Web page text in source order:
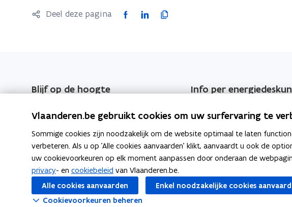
Deel deze pagina
F
o
k
p
e
n
t
i
L
i
p
e
n
K
r
l
n
k
n
a
a
Blijf op de hoogte
EPC-nieuwsbrieven
Info per
Energiedeskundige type D
Vlaanderen.be gebruikt cookies om uw surfervaring te
Sommige cookies zijn noodzakelijk om de website optimaal te laten
verbeteren. Als u op 'Alle cookies aanvaarden' klikt, aanvaardt u ook de
uw cookievoorkeuren op elk moment aanpassen door onderaan de
privacy- en cookiebeleid van Vlaanderen.be.
Alle cookies aanvaarden
Enkel noodzakelijke cookies
Cookievoorkeuren beheren